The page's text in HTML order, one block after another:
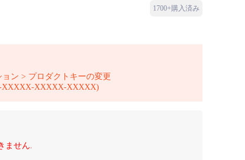
1700+購入済み
ン > プロダクトキーの変更
XXXXX-XXXXX-XXXXX)
ません.